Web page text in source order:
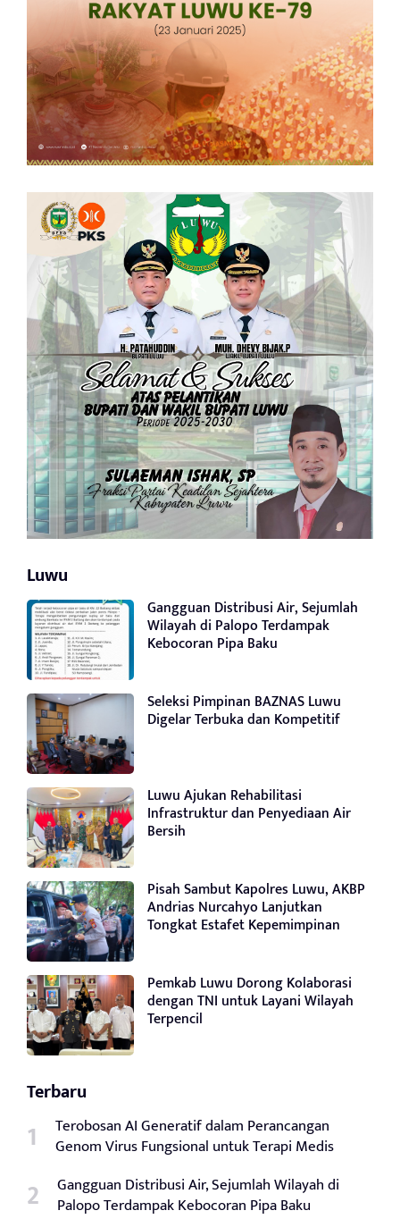
Luwu
Gangguan Distribusi Air, Sejumlah
Wilayah di Palopo Terdampak
Kebocoran Pipa Baku
Seleksi Pimpinan BAZNAS Luwu
Digelar Terbuka dan Kompetitif
Luwu Ajukan Rehabilitasi
Infrastruktur dan Penyediaan Air
Bersih
Pisah Sambut Kapolres Luwu, AKBP
Andrias Nurcahyo Lanjutkan
Tongkat Estafet Kepemimpinan
Pemkab Luwu Dorong Kolaborasi
dengan TNI untuk Layani Wilayah
Terpencil
Terbaru
Terobosan AI Generatif dalam Perancangan
Genom Virus Fungsional untuk Terapi Medis
Gangguan Distribusi Air, Sejumlah Wilayah di
Palopo Terdampak Kebocoran Pipa Baku